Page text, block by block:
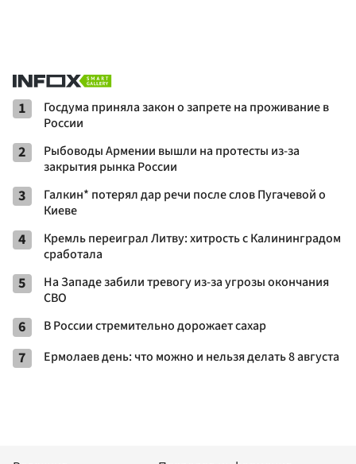
1
Госдума приняла закон о запрете на проживание в
России
2
Рыбоводы Армении вышли на протесты из-за
закрытия рынка России
3
Галкин* потерял дар речи после слов Пугачевой о
Киеве
4
Кремль переиграл Литву: хитрость с Калининградом
сработала
5
На Западе забили тревогу из-за угрозы окончания
СВО
6 В России стремительно дорожает сахар
7 Ермолаев день: что можно и нельзя делать 8 августа